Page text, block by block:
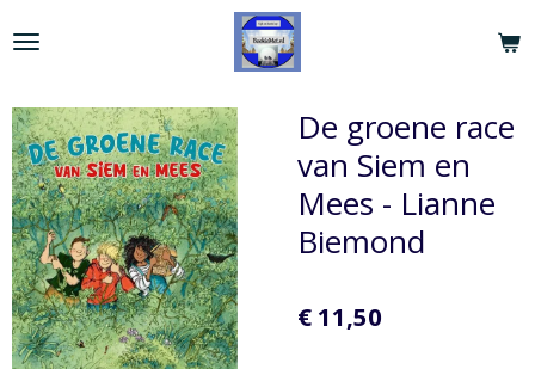
direct
de
hoofdinhoud
De groene race
van Siem en
Mees - Lianne
Biemond
€ 11,50